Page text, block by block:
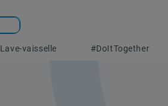
Lave-vaisselle #DoItTogether